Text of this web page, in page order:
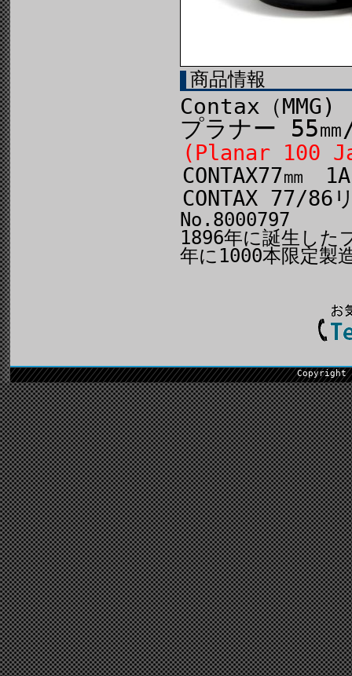
商品情報
Contax（MMG)
プラナー 55
(Planar 100
CONTAX77㎜
CONTAX 77/86
No.8000797
1896年に誕生した
年に1000本限定製
Copyright